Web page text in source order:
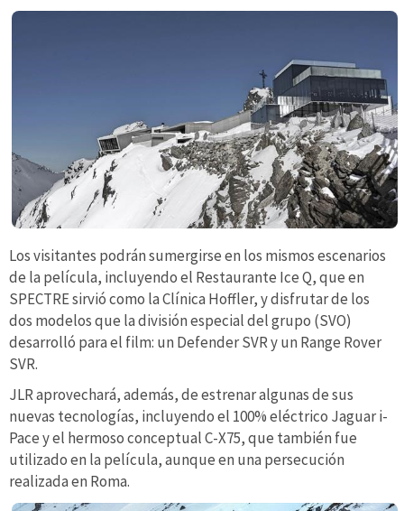
Los visitantes podrán sumergirse en los mismos escenarios
de la película, incluyendo el Restaurante Ice Q, que en
SPECTRE sirvió como la Clínica Hoffler, y disfrutar de los
dos modelos que la división especial del grupo (SVO)
desarrolló para el film: un Defender SVR y un Range Rover
SVR.
JLR aprovechará, además, de estrenar algunas de sus
nuevas tecnologías, incluyendo el 100% eléctrico Jaguar i-
Pace y el hermoso conceptual C-X75, que también fue
utilizado en la película, aunque en una persecución
realizada en Roma.